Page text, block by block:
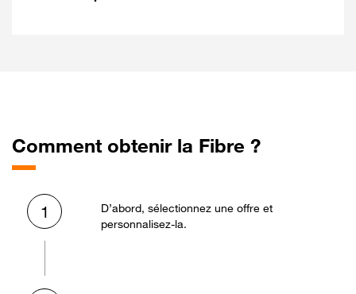
Comment obtenir la Fibre ?
1
D’abord, sélectionnez une offre et
personnalisez-la.